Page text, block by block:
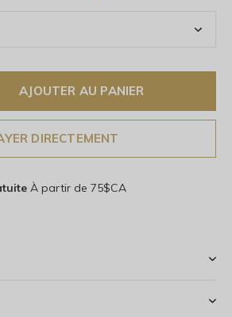
AJOUTER AU PANIER
DIRECTEMENT
À partir de 75$CA